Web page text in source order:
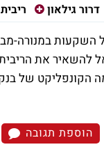
דרור גילאון ריבית
השקעות במנורה-
הקונפליקט של
הוספת תגובה